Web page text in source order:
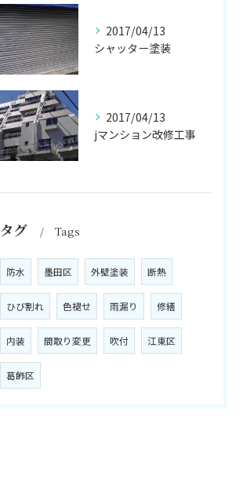
2017/04/13
シャッター塗装
2017/04/13
jマンション改修工事
タグ Tags
防水 墨田区 外壁塗装 断熱
ひび割れ 色褪せ 雨漏り 修繕
内装 間取り変更 吹付 江東区
葛飾区